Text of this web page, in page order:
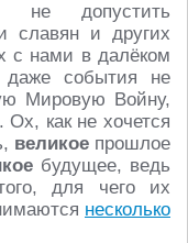
не допустить
славян и других
с нами в далёком
события не
Мировую Войну,
Ох, как не хочется
великоепрошлое
будущее, ведь
для чего их
несколько